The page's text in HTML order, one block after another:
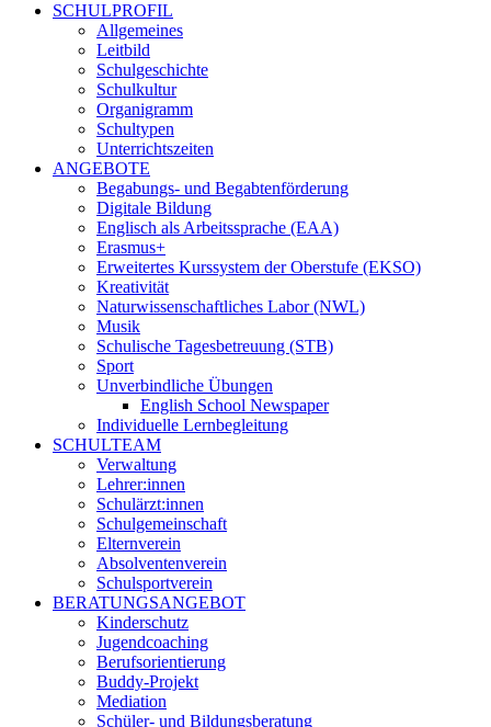
SCHULPROFIL
Allgemeines
Leitbild
Schulgeschichte
Schulkultur
Organigramm
Schultypen
Unterrichtszeiten
ANGEBOTE
Begabungs- und Begabtenförderung
Digitale Bildung
Englisch als Arbeitssprache (EAA)
Erasmus+
Erweitertes Kurssystem der Oberstufe (EKSO)
Kreativität
Naturwissenschaftliches Labor (NWL)
Musik
Schulische Tagesbetreuung (STB)
Sport
Unverbindliche Übungen
English School Newspaper
Individuelle Lernbegleitung
SCHULTEAM
Verwaltung
Lehrer:innen
Schulärzt:innen
Schulgemeinschaft
Elternverein
Absolventenverein
Schulsportverein
BERATUNGSANGEBOT
Kinderschutz
Jugendcoaching
Berufsorientierung
Buddy-Projekt
Mediation
Schüler- und Bildungsberatung